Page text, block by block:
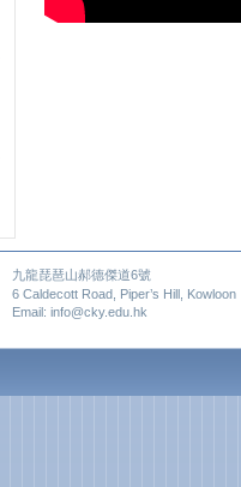
九龍琵琶山郝德傑道6號
6 Caldecott Road, Piper’s Hill, Kowloon
Email: info@cky.edu.hk